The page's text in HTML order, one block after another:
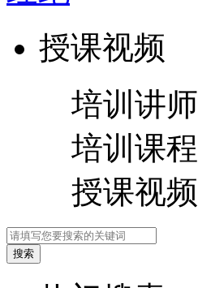
授课视频
培训讲师
培训课程
授课视频